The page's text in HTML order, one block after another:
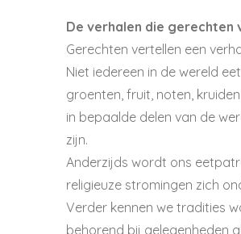
De verhalen die gerechten
Gerechten vertellen een
Niet iedereen in de wereld
groenten, fruit, noten,
in bepaalde delen van de
zijn.
Anderzijds wordt ons
religieuze stromingen zich
Verder kennen we tradities
behorend bij gelegenheden